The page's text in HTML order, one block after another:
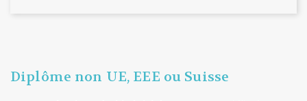
Diplôme non UE, EEE ou Suisse